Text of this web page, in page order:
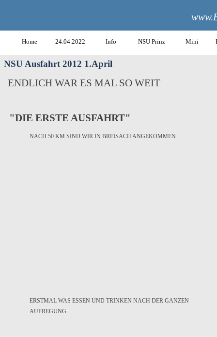
Home 24.04.2022 Info NSU Prinz Mini
NSU Ausfahrt 2012 1.April
ENDLICH WAR ES MAL SO WEIT
"DIE ERSTE AUSFAHRT"
NACH 50 KM SIND WIR IN BREISACH ANGEKOMMEN
ERSTMAL WAS ESSEN UND TRINKEN NACH DER GANZEN
AUFREGUNG